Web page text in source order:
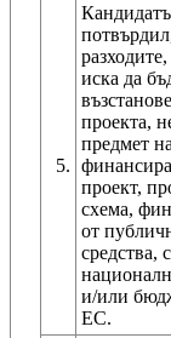
5.
иска да
проекта,
предмет на
проект,
схема,
от
средства,
и/или
ЕС.